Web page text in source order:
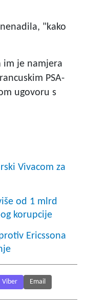
"kako
im je namjera
PSA-
ugovoru s
Vivacom za
od 1 mlrd
korupcije
Ericssona
Viber Email